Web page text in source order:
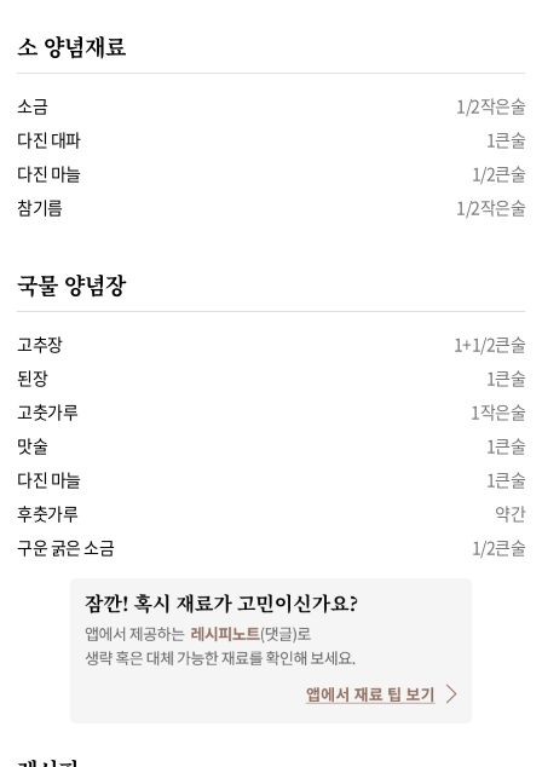
소 양념재료
소금
1/2작은술
다진 대파
1큰술
다진 마늘
1/2큰술
참기름
1/2작은술
국물 양념장
고추장
1+1/2큰술
된장
1큰술
고춧가루
1작은술
맛술
1큰술
다진 마늘
1큰술
후춧가루
약간
구운 굵은 소금
1/2큰술